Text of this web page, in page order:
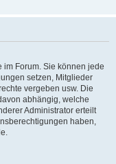
Forum. Sie können jede
setzen, Mitglieder
vergeben usw. Die
abhängig, welche
Administrator erteilt
haben,